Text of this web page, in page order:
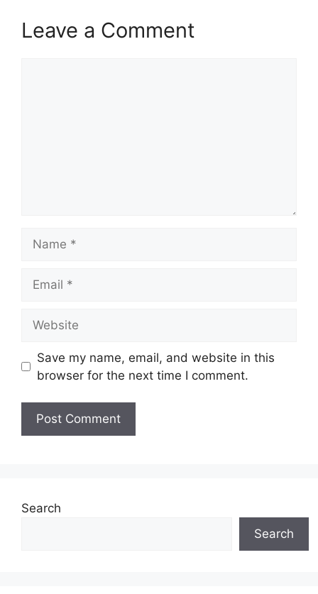
Leave a Comment
Save my name, email, and website in this
browser for the next time I comment.
Search
Search